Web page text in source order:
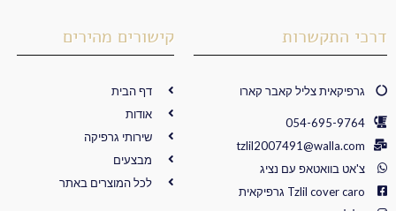
דרכי התקשרות
גרפיקאית צליל קאבר קארו
054-695-9764
tzlil2007491@walla.com
צ'אט בוואטאפ עם נציג
Tzlil cover caro גרפיקאית
קישורים מהירים
דף הבית
אודות
שירותי גרפיקה
מבצעים
לכל המוצרים באתר